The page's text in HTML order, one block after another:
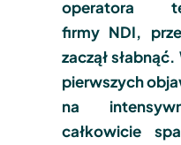
operatora
firmy NDI,
zaczął
pierwszych
na
całkowicie